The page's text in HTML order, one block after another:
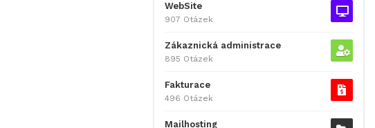
WebSite
907 Otázek
Zákaznická administrace
895 Otázek
Fakturace
496 Otázek
Mailhosting